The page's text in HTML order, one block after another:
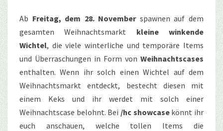
Ab Freitag, dem 28. Novemberspawnen auf dem
gesamten Weihnachtsmarkt kleine winkende
Wichtel, die viele winterliche und temporäre Items
und Überraschungen in Form von Weihnachtscases
enthalten. Wenn ihr solch einen Wichtel auf dem
Weihnachtsmarkt entdeckt, bestecht diesen mit
einem Keks und ihr werdet mit solch einer
Weihnachtscase belohnt. Bei /hc showcasekönnt ihr
euch anschauen, welche tollen Items die